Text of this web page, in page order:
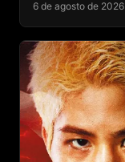
6 de agosto de 2026